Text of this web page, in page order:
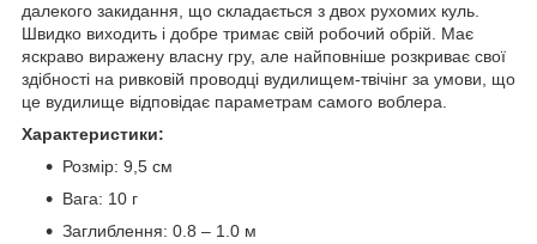
далекого закидання, що складається з двох рухомих куль.
Швидко виходить і добре тримає свій робочий обрій. Має
яскраво виражену власну гру, але найповніше розкриває свої
здібності на ривковій проводці вудилищем-твічінг за умови, що
це вудилище відповідає параметрам самого воблера.
Характеристики:
Розмір: 9,5 см
Вага: 10 г
Заглиблення: 0.8 – 1.0 м